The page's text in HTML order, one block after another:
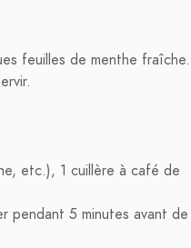
feuilles de menthe fraîche.
etc.), 1 cuillère à café de
pendant 5 minutes avant de